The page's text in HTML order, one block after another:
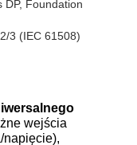
DP, Foundation
3 (IEC 61508)
wejścia
napięcie),